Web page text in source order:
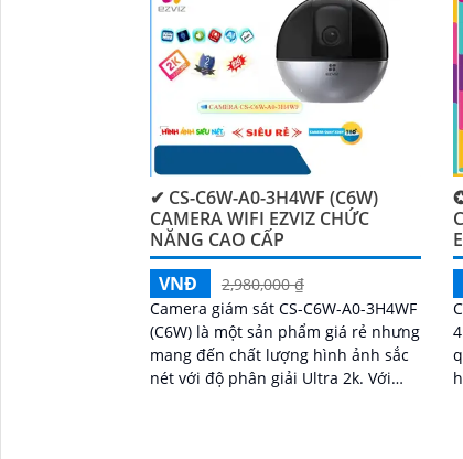
✔ CS-C6W-A0-3H4WF (C6W)
CAMERA WIFI EZVIZ CHỨC
NĂNG CAO CẤP
VNĐ
2,980,000 ₫
Camera giám sát CS-C6W-A0-3H4WF
(C6W) là một sản phẩm giá rẻ nhưng
mang đến chất lượng hình ảnh sắc
nét với độ phân giải Ultra 2k. Với